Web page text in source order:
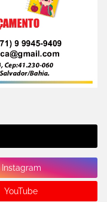
Instagram
YouTube